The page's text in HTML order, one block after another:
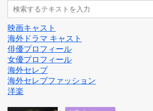
映画キャスト
海外ドラマ キャスト
俳優プロフィール
女優プロフィール
海外セレブ
海外セレブファッション
洋楽